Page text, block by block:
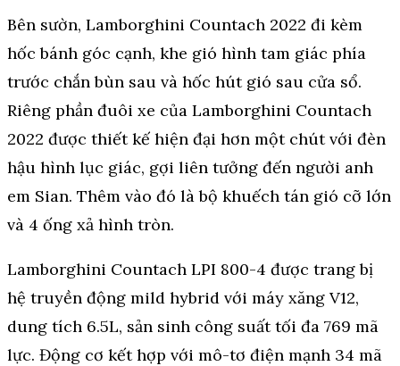
Bên sườn, Lamborghini Countach 2022 đi kèm
hốc bánh góc cạnh, khe gió hình tam giác phía
trước chắn bùn sau và hốc hút gió sau cửa sổ.
Riêng phần đuôi xe của Lamborghini Countach
2022 được thiết kế hiện đại hơn một chút với đèn
hậu hình lục giác, gợi liên tưởng đến người anh
em Sian. Thêm vào đó là bộ khuếch tán gió cỡ lớn
và 4 ống xả hình tròn.
Lamborghini Countach LPI 800-4 được trang bị
hệ truyền động mild hybrid với máy xăng V12,
dung tích 6.5L, sản sinh công suất tối đa 769 mã
lực. Động cơ kết hợp với mô-tơ điện mạnh 34 mã